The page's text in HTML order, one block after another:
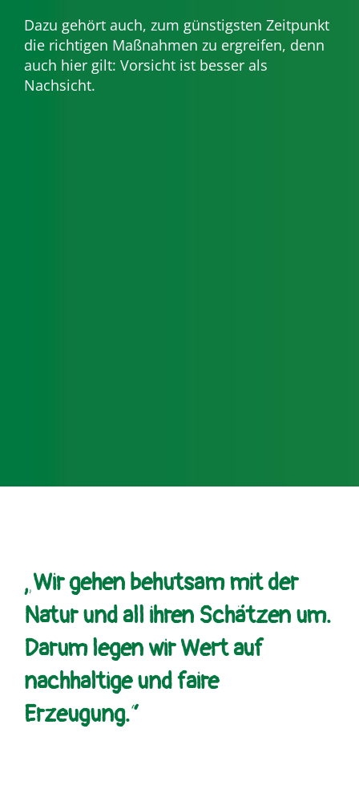
Dazu gehört auch, zum günstigsten Zeitpunkt
die richtigen Maßnahmen zu ergreifen, denn
auch hier gilt: Vorsicht ist besser als
Nachsicht.
„Wir gehen behutsam mit der
Natur und all ihren Schätzen um.
Darum legen wir Wert auf
nachhaltige und faire
Erzeugung.“